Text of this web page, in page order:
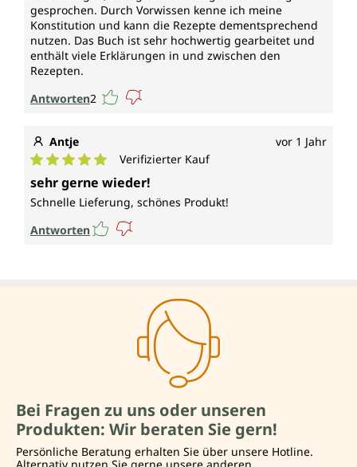
gesprochen. Durch Vorwissen kenne ich meine
Konstitution und kann die Rezepte dementsprechend
nutzen. Das Buch ist sehr hochwertig gearbeitet und
enthält viele Erklärungen in und zwischen den
Rezepten.
Antworten2
Antje vor 1 Jahr
Durchschnittliche Bewertung von 5 von 5 Sternen
Verifizierter Kauf
sehr gerne wieder!
Schnelle Lieferung, schönes Produkt!
Antworten
Bei Fragen zu uns oder unseren
Produkten: Wir beraten Sie gern!
Persönliche Beratung erhalten Sie über unsere Hotline.